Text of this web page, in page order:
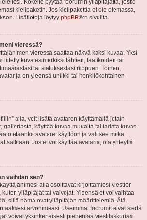
Kokeile pyytää foorumin ylläpitäjältä, josko
kielipaketin. Jos kielipakettia ei ole olemassa,
Lisätietoja löytyy phpBB®:n sivuilta.
vieressä?
vieressä saattaa näkyä kaksi kuvaa. Yksi
liitetty kuva esimerkiksi tähtien, laatikoiden tai
tai statuksestasi riippuen. Toinen,
ja on yleensä uniikki tai henkilökohtainen
alla, voit lisätä avataren käyttämällä jotain
galleriasta, käyttää kuvaa muualta tai ladata kuvan.
otetaanko avataret käyttöön ja valitsee mitkä
sallitaan. Jos et voi käyttää avataria, ota yhteyttä
vaihdan sen?
alla osoittavat kirjoittamiesi viestien
kuten ylläpitäjät tai valvojat. Yleensä et voi vaihtaa
sillä nämä ovat ylläpitäjän määrittelemiä. Älä
arvonimeäsi. Useimmat foorumit eivät siedä
voivat yksinkertaisesti pienentää viestilaskuriasi.